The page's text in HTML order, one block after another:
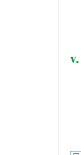
v.